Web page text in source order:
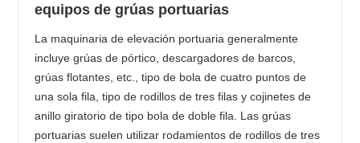
equipos de grúas portuarias
La maquinaria de elevación portuaria generalmente
incluye grúas de pórtico, descargadores de barcos,
grúas flotantes, etc., tipo de bola de cuatro puntos de
una sola fila, tipo de rodillos de tres filas y cojinetes de
anillo giratorio de tipo bola de doble fila. Las grúas
portuarias suelen utilizar rodamientos de rodillos de tres